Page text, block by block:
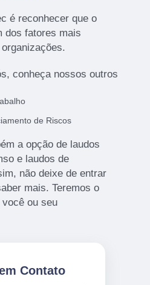
é reconhecer que o
dos fatores mais
conheça nossos outros
de Riscos
a opção de laudos
e laudos de
não deixe de entrar
mais. Teremos o
ou seu
Contato